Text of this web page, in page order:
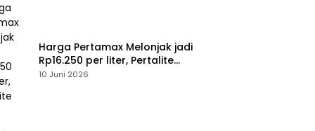
Harga Pertamax Melonjak jadi
Rp16.250 per liter, Pertalite
Tetap
10 Juni 2026